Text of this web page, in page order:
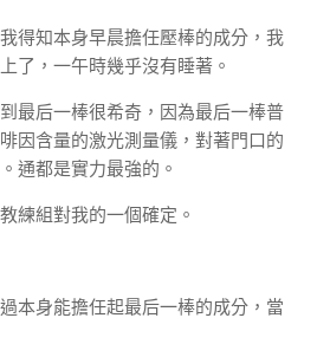
得知本身早晨擔任壓棒的成分，我
了，一午時幾乎沒有睡著。
最后一棒很希奇，因為最后一棒普
因含量的激光測量儀，對著門口的
通都是實力最強的。
練組對我的一個確定。
本身能擔任起最后一棒的成分，當